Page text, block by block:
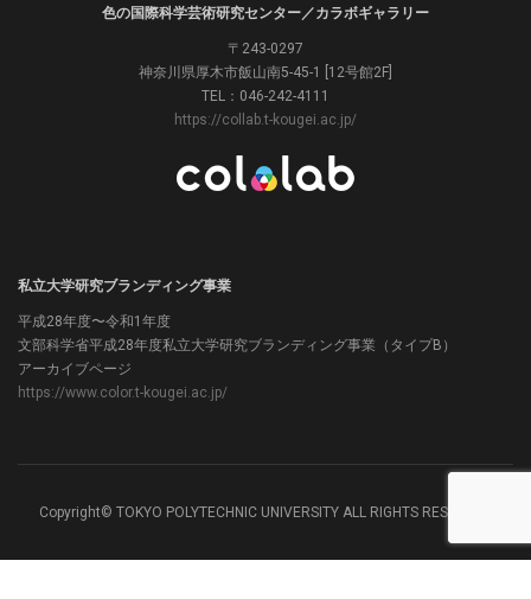
色の国際科学芸術研究センター／カラボギャラリー
〒243-0297
神奈川県厚木市飯山南5-45-1 [12号館2F]
TEL：046-242-4111
https://collab.t-kougei.ac.jp/
私立大学研究ブランディング事業
平成28年度〜令和1年度
文部科学省平成28年度私立大学研究ブランディング事業（タイプB）
アーカイブページ
https://www.color.t-kougei.ac.jp/
Copyright© TOKYO POLYTECHNIC UNIVERSITY ALL RIGHTS RESERVED